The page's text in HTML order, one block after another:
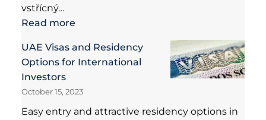
vstřícný…
Read more
UAE Visas and Residency
Options for International
Investors
October 15, 2023
Easy entry and attractive residency options in